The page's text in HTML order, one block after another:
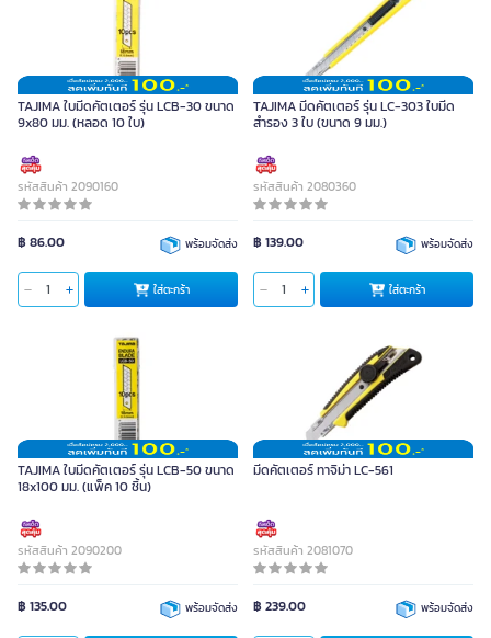
TAJIMA ใบมีดคัตเตอร์ รุ่น LCB-30 ขนาด
9x80 มม. (หลอด 10 ใบ)
รหัสสินค้า 2090160
฿ 86.00 พร้อมจัดส่ง
ใส่ตะกร้า
TAJIMA มีดคัตเตอร์ รุ่น LC-303 ใบมีด
สำรอง 3 ใบ (ขนาด 9 มม.)
รหัสสินค้า 2080360
฿ 139.00 พร้อมจัดส่ง
ใส่ตะกร้า
TAJIMA ใบมีดคัตเตอร์ รุ่น LCB-50 ขนาด
18x100 มม. (แพ็ค 10 ชิ้น)
รหัสสินค้า 2090200
฿ 135.00 พร้อมจัดส่ง
มีดคัตเตอร์ ทาจิม่า LC-561
รหัสสินค้า 2081070
฿ 239.00 พร้อมจัดส่ง